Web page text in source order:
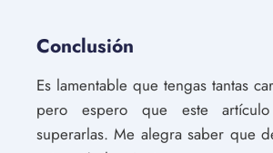
Conclusión
Es lamentable que tengas tantas
pero espero que este
superarlas. Me alegra saber que